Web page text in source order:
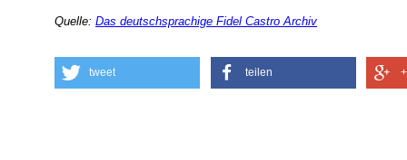
Quelle: Das deutschsprachige Fidel Castro Archiv
tweet teilen